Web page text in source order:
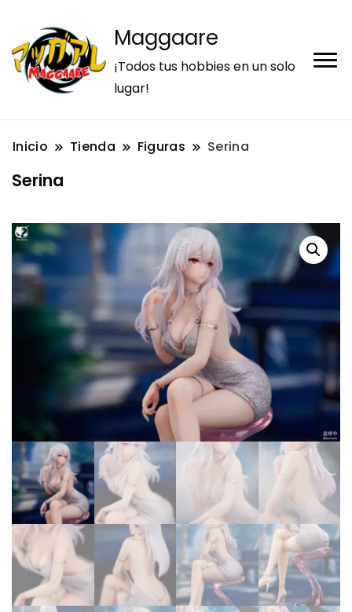
Maggaare
¡Todos tus hobbies en un solo
lugar!
Inicio Tienda Figuras Serina
Serina